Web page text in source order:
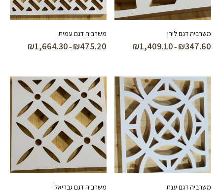
משרביה דגם לירן
₪347.60
–
₪1,409.10
עד
משרביה דגם עמית
₪475.20
–
₪1,664.30
עד
⁦₪1,664.30⁩
משרביה דגם ענת משרביה דגם גבריאל